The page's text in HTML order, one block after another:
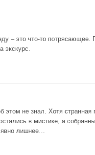
– это что-то потрясающее.
экскурс.
этом не знал. Хотя странная
в мистике, а
лишнее…